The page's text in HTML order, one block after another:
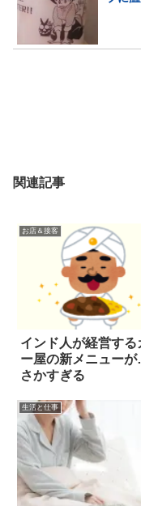
関連記事
お店＆接客
インド人が経営する
ー屋の新メニュー
さかすぎる
生活と仕事